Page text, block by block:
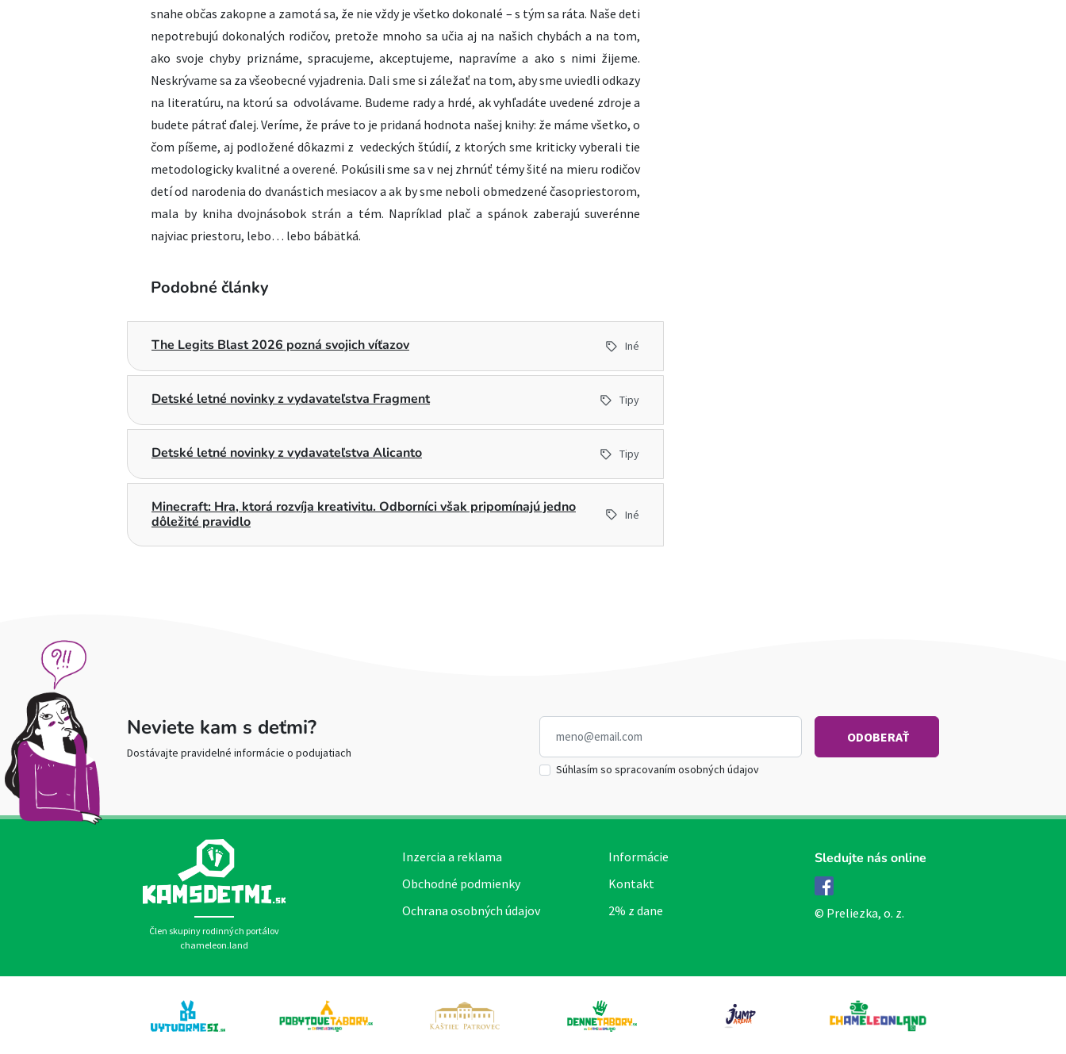
snahe občas zakopne a zamotá sa, že nie vždy je všetko dokonalé – s tým sa ráta. Naše deti
nepotrebujú dokonalých rodičov, pretože mnoho sa učia aj na našich chybách a na tom,
ako svoje chyby priznáme, spracujeme, akceptujeme, napravíme a ako s nimi žijeme.
Neskrývame sa za všeobecné vyjadrenia. Dali sme si záležať na tom, aby sme uviedli odkazy
na literatúru, na ktorú sa odvolávame. Budeme rady a hrdé, ak vyhľadáte uvedené zdroje a
budete pátrať ďalej. Veríme, že práve to je pridaná hodnota našej knihy: že máme všetko, o
čom píšeme, aj podložené dôkazmi z vedeckých štúdií, z ktorých sme kriticky vyberali tie
metodologicky kvalitné a overené. Pokúsili sme sa v nej zhrnúť témy šité na mieru rodičov
detí od narodenia do dvanástich mesiacov a ak by sme neboli obmedzené časopriestorom,
mala by kniha dvojnásobok strán a tém. Napríklad plač a spánok zaberajú suverénne
najviac priestoru, lebo… lebo bábätká.
Podobné články
The Legits Blast 2026 pozná svojich víťazov Iné
Detské letné novinky z vydavateľstva Fragment Tipy
Detské letné novinky z vydavateľstva Alicanto Tipy
Minecraft: Hra, ktorá rozvíja kreativitu. Odborníci však pripomínajú jedno
dôležité pravidlo
Iné
Neviete kam s deťmi?
Dostávajte pravidelné informácie o podujatiach
Súhlasím so spracovaním osobných údajov
Člen skupiny rodinných portálov
chameleon.land
Inzercia a reklama
Obchodné podmienky
Ochrana osobných údajov
Informácie
Kontakt
2% z dane
Sledujte nás online
© Preliezka, o. z.